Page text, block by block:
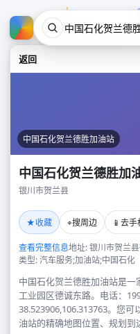
返回
中国石化贺兰德胜加油站
中国石化贺兰德胜加
银川市贺兰县
★收藏 ⌖搜周边 📱 去手
查看完整信息地址: 银川市贺兰
类型: 汽车服务;加油站;中国石化
中国石化贺兰德胜加油站是
工业园区德诚东路。电话：
38.523906,106.313763。您
油站的精确地图位置、规划到